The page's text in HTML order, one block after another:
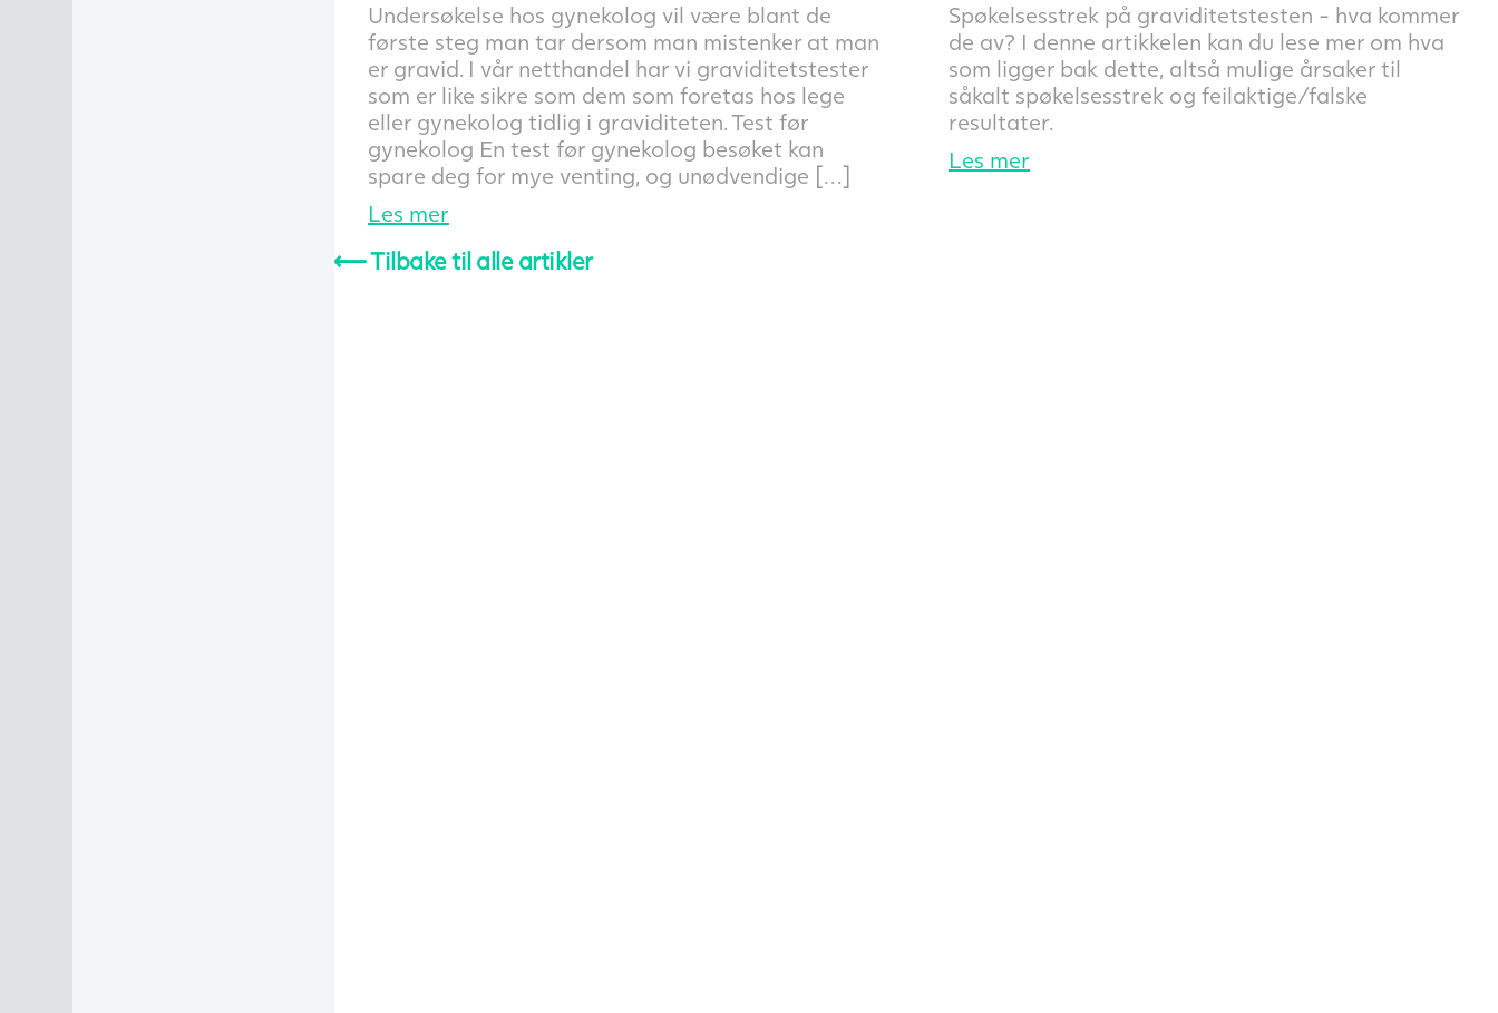
Undersøkelse hos gynekolog vil være blant de
første steg man tar dersom man mistenker at man
er gravid. I vår netthandel har vi graviditetstester
som er like sikre som dem som foretas hos lege
eller gynekolog tidlig i graviditeten. Test før
gynekolog En test før gynekolog besøket kan
spare deg for mye venting, og unødvendige […]
Les mer
Spøkelsesstrek på graviditetstesten - hva kommer
de av? I denne artikkelen kan du lese mer om hva
som ligger bak dette, altså mulige årsaker til
såkalt spøkelsesstrek og feilaktige/falske
resultater.
Les mer
⟵Tilbake til alle artikler